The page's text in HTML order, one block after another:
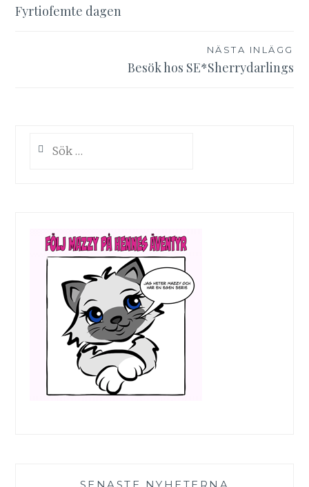
Fyrtiofemte dagen
NÄSTA INLÄGG
Besök hos SE*Sherrydarlings
efter:
SENASTE NYHETERNA